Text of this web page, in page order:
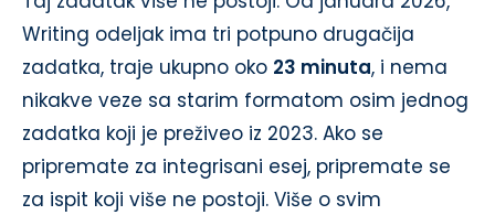
Writing odeljak ima tri potpuno drugačija
zadatka, traje ukupno oko 23 minuta, i nema
nikakve veze sa starim formatom osim jednog
zadatka koji je preživeo iz 2023. Ako se
pripremate za integrisani esej, pripremate se
za ispit koji više ne postoji. Više o svim